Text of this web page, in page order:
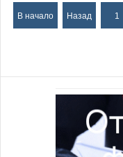
В начало Назад 1